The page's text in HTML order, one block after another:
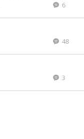
6
48
3